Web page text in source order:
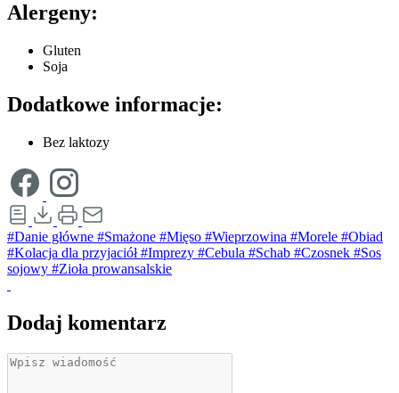
Alergeny:
Gluten
Soja
Dodatkowe informacje:
Bez laktozy
#Danie główne #Smażone #Mięso #Wieprzowina #Morele #Obiad
#Kolacja dla przyjaciół#Imprezy #Cebula #Schab #Czosnek #Sos
sojowy #Zioła prowansalskie
Dodaj komentarz